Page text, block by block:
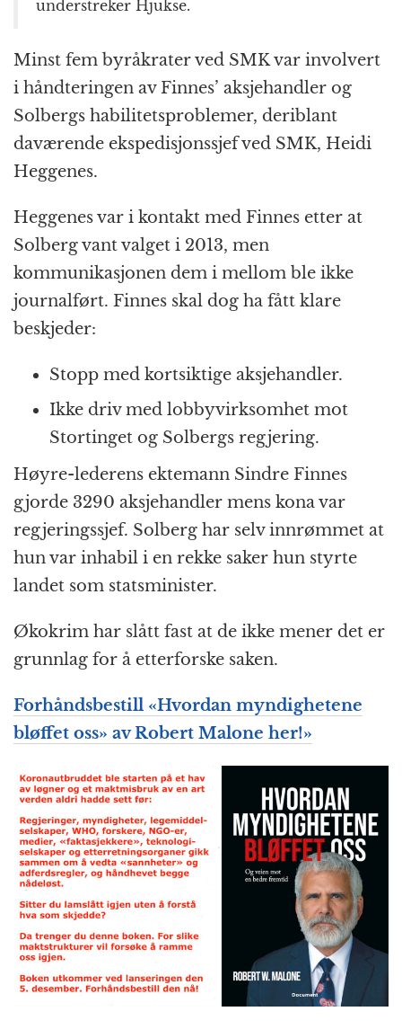
understreker Hjukse.
Minst fem byråkrater ved SMK var involvert
i håndteringen av Finnes’ aksjehandler og
Solbergs habilitetsproblemer, deriblant
daværende ekspedisjonssjef ved SMK, Heidi
Heggenes.
Heggenes var i kontakt med Finnes etter at
Solberg vant valget i 2013, men
kommunikasjonen dem i mellom ble ikke
journalført. Finnes skal dog ha fått klare
beskjeder:
Stopp med kortsiktige aksjehandler.
Ikke driv med lobbyvirksomhet mot
Stortinget og Solbergs regjering.
Høyre-lederens ektemann Sindre Finnes
gjorde 3290 aksjehandler mens kona var
regjeringssjef. Solberg har selv innrømmet at
hun var inhabil i en rekke saker hun styrte
landet som statsminister.
Økokrim har slått fast at de ikke mener det er
grunnlag for å etterforske saken.
Forhåndsbestill «Hvordan myndighetene
bløffet oss» av Robert Malone her!»